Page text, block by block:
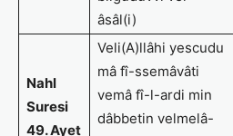
âsâl(i)
Nahl
Suresi
49. Ayet
Veli(A)llâhi yescudu
mâ fî-ssemâvâti
vemâ fî-l-ardi min
dâbbetin velmelâ-